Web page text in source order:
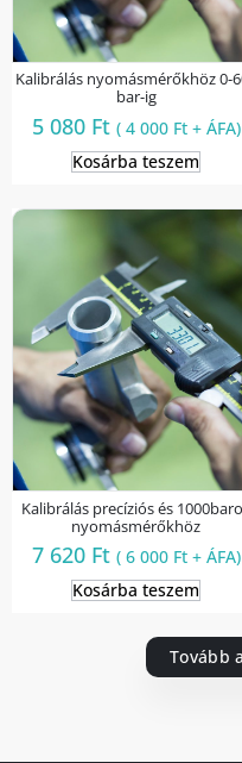
Kalibrálás nyomásmérőkhöz 0-
bar-ig
5 080 Ft ( 4 000 Ft+ ÁFA)
Kosárba teszem
Kalibrálás precíziós és
nyomásmérőkhöz
7 620 Ft ( 6 000 Ft+ ÁFA)
Kosárba teszem
Tovább